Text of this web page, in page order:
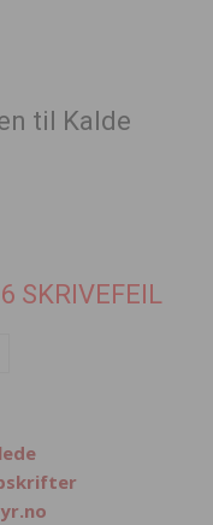
til Kalde
SKRIVEFEIL